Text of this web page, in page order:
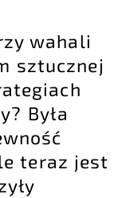
wahali
sztucznej
Była
teraz jest